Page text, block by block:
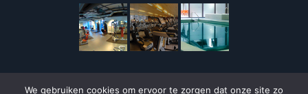
We gebruiken cookies om ervoor te zorgen dat onze site zo